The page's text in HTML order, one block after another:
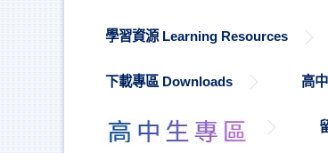
學習資源 Learning Resources
下載專區 Downloads 高